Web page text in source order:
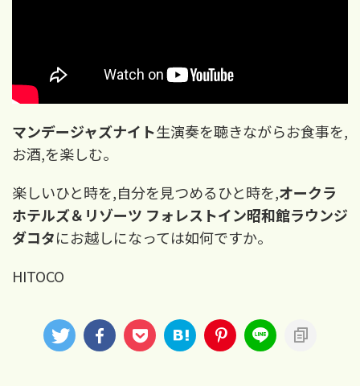
マンデージャズナイト生演奏を聴きながらお食事を,
お酒,を楽しむ。
楽しいひと時を,自分を見つめるひと時を,オークラ
ホテルズ＆リゾーツ フォレストイン昭和館ラウンジ
ダコタにお越しになっては如何ですか。
HITOCO